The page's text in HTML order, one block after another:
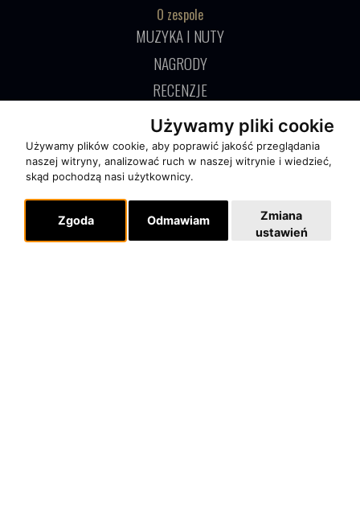
Używamy pliki cookie
Używamy plików cookie, aby poprawić jakość przeglądania
naszej witryny, analizować ruch w naszej witrynie i wiedzieć,
skąd pochodzą nasi użytkownicy.
Zgoda Odmawiam
Zmiana
ustawień
O zespole
MUZYKA I NUTY
NAGRODY
RECENZJE
Pomoc
KONTAKT
POLITYKA PRYWATNOŚCI